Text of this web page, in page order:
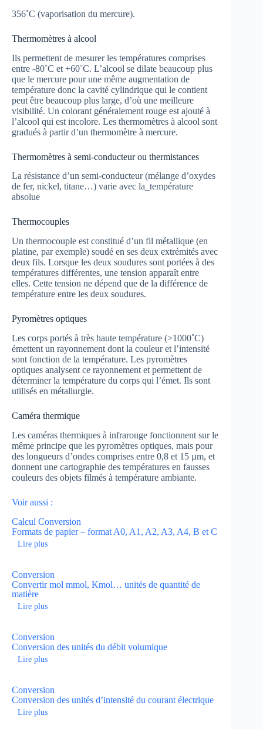
356˚C (vaporisation du mercure).
Thermomètres à alcool
Ils permettent de mesurer les températures comprises
entre -80˚C et +60˚C. L’alcool se dilate beaucoup plus
que le mercure pour une même augmentation de
température donc la cavité cylindrique qui le contient
peut être beaucoup plus large, d’où une meilleure
visibilité. Un colorant généralement rouge est ajouté à
l’alcool qui est incolore. Les thermomètres à alcool sont
gradués à partir d’un thermomètre à mercure.
Thermomètres à semi-conducteur ou thermistances
La résistance d’un semi-conducteur (mélange d’oxydes
de fer, nickel, titane…) varie avec la_température
absolue
Thermocouples
Un thermocouple est constitué d’un fil métallique (en
platine, par exemple) soudé en ses deux extrémités avec
deux fils. Lorsque les deux soudures sont portées à des
températures différentes, une tension apparaît entre
elles. Cette tension ne dépend que de la différence de
température entre les deux soudures.
Pyromètres optiques
Les corps portés à très haute température (>1000˚C)
émettent un rayonnement dont la couleur et l’intensité
sont fonction de la température. Les pyromètres
optiques analysent ce rayonnement et permettent de
déterminer la température du corps qui l’émet. Ils sont
utilisés en métallurgie.
Caméra thermique
Les caméras thermiques à infrarouge fonctionnent sur le
même principe que les pyromètres optiques, mais pour
des longueurs d’ondes comprises entre 0,8 et 15 µm, et
donnent une cartographie des températures en fausses
couleurs des objets filmés à température ambiante.
Voir aussi :
Calcul Conversion
Formats de papier – format A0, A1, A2, A3, A4, B et C
Lire plus
Conversion
Convertir mol mmol, Kmol… unités de quantité de
matière
Lire plus
Conversion
Conversion des unités du débit volumique
Lire plus
Conversion
Conversion des unités d’intensité du courant électrique
Lire plus